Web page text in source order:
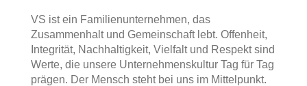
VS ist ein Familienunternehmen, das
Zusammenhalt und Gemeinschaft lebt. Offenheit,
Integrität, Nachhaltigkeit, Vielfalt und Respekt sind
Werte, die unsere Unternehmenskultur Tag für Tag
prägen. Der Mensch steht bei uns im Mittelpunkt.